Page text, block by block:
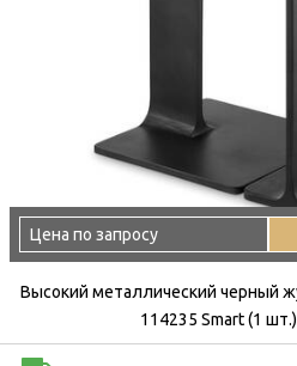
Цена по запросу
Высокий металлический черный
114235 Smart (1